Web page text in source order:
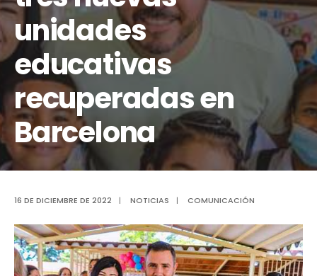
unidades
educativas
recuperadas en
Barcelona
16 DE DICIEMBRE DE 2022 | NOTICIAS | COMUNICACIÓN